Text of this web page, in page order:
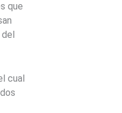
que
cual